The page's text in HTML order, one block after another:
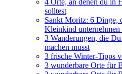
solltest
Sankt Moritz: 6 Dinge,
Kleinkind unternehmen
3 Wanderungen, die
machen musst
3 frische Winter-Tipps
3 wunderbare Orte für